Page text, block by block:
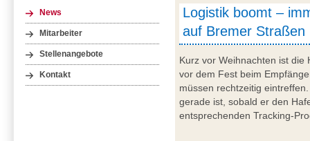
News
Mitarbeiter
Stellenangebote
Kontakt
Logistik boomt –
auf Bremer Straßen
Kurz vor Weihnachten ist die
vor dem Fest beim
müssen rechtzeitig
gerade ist, sobald er den
entsprechenden Tracking-